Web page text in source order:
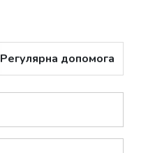
Регулярна допомога